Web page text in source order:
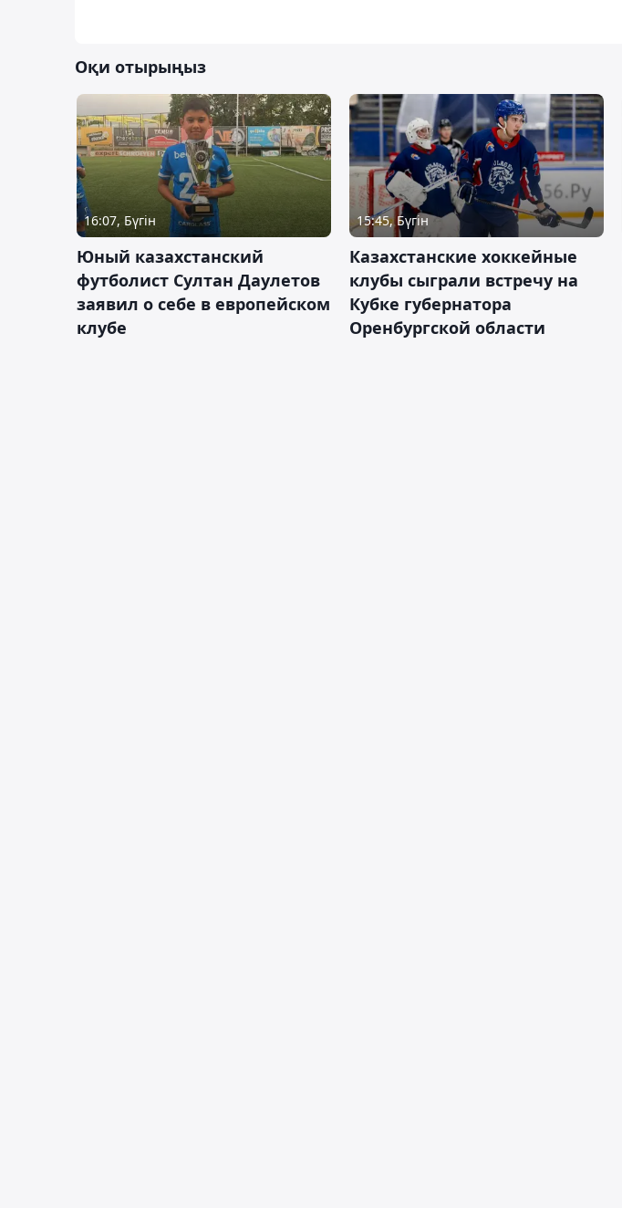
Оқи отырыңыз
16:07, Бүгін
Юный казахстанский
футболист Султан Даулетов
заявил о себе в европейском
клубе
15:45, Бүгін
Казахстанские хоккейные
клубы сыграли встречу на
Кубке губернатора
Оренбургской области